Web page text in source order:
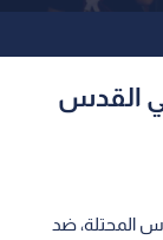
القدس
المحتلة، ضد